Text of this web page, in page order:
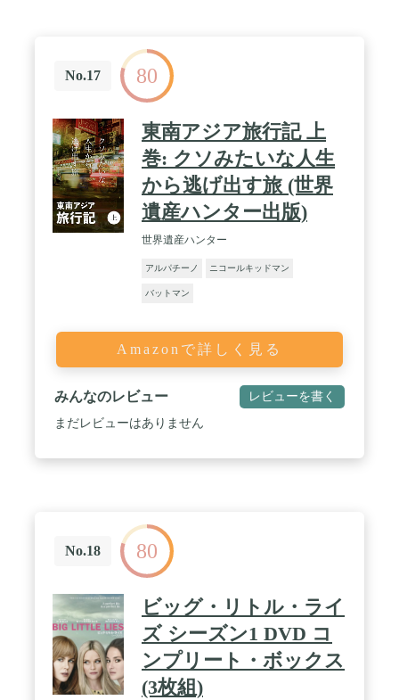
No.17 80
東南アジア旅行記 上
巻: クソみたいな人生
から逃げ出す旅 (世界
遺産ハンター出版)
世界遺産ハンター
アルパチーノ ニコールキッドマン
バットマン
Amazonで詳しく見る
みんなのレビュー レビューを書く
まだレビューはありません
No.18 80
ビッグ・リトル・ライ
ズ シーズン1 DVD コ
ンプリート・ボックス
(3枚組)